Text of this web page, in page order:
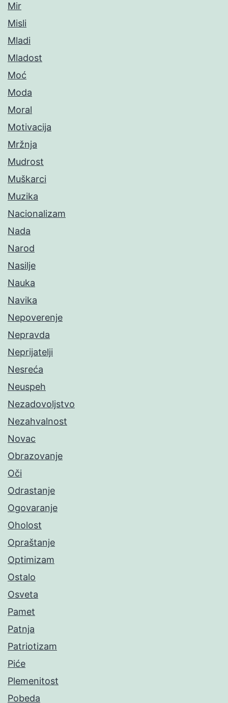
Mir
Misli
Mladi
Mladost
Moć
Moda
Moral
Motivacija
Mržnja
Mudrost
Muškarci
Muzika
Nacionalizam
Nada
Narod
Nasilje
Nauka
Navika
Nepoverenje
Nepravda
Neprijatelji
Nesreća
Neuspeh
Nezadovoljstvo
Nezahvalnost
Novac
Obrazovanje
Oči
Odrastanje
Ogovaranje
Oholost
Opraštanje
Optimizam
Ostalo
Osveta
Pamet
Patnja
Patriotizam
Piće
Plemenitost
Pobeda